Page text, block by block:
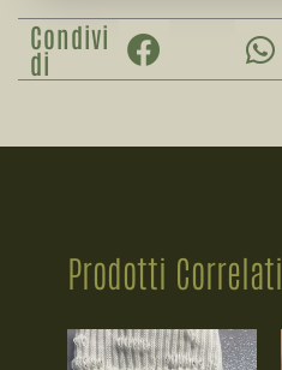
Condivi
di
Prodotti Correlati